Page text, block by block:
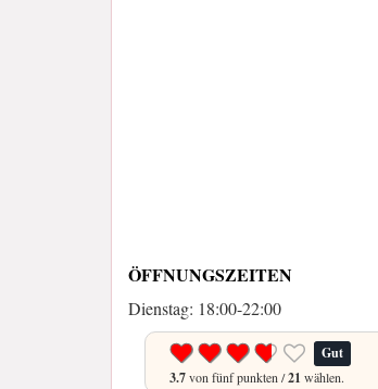
ÖFFNUNGSZEITEN
Dienstag: 18:00-22:00
Gut
3.7von fünf punkten /21 wählen.